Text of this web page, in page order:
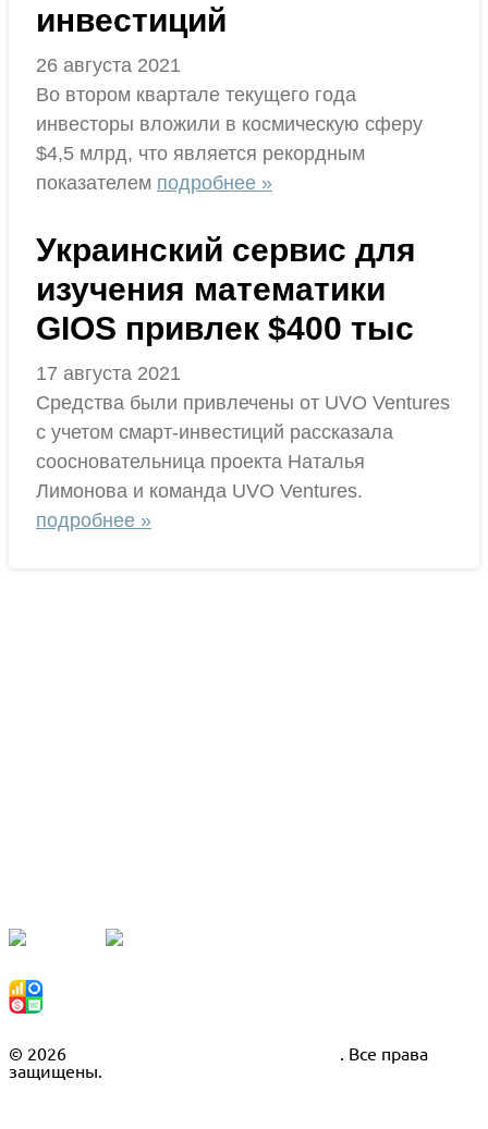
инвестиций
26 августа 2021
Во втором квартале текущего года
инвесторы вложили в космическую сферу
$4,5 млрд, что является рекордным
показателем подробнее »
Украинский сервис для
изучения математики
GIOS привлек $400 тыс
17 августа 2021
Средства были привлечены от UVO Ventures
с учетом смарт-инвестиций рассказала
соосновательница проекта Наталья
Лимонова и команда UVO Ventures.
подробнее »
© 2026
. Все права
защищены.